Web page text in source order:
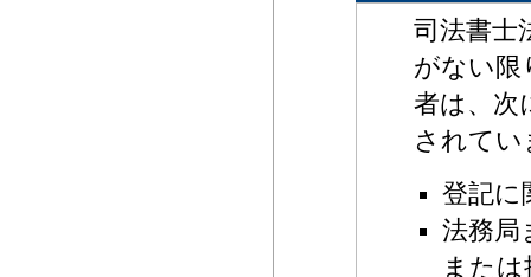
司法書士
がない限
者は、次
されてい
登記に
法務局
また